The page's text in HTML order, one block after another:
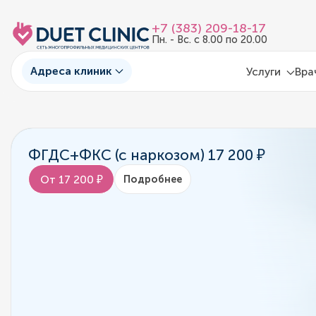
+7 (383) 209-18-17
Пн. - Вс. с 8.00 по 20.00
Адреса клиник Услуги
ФГДС+ФКС (с наркозом) 17 200 ₽
От 17 200 ₽ Подробнее